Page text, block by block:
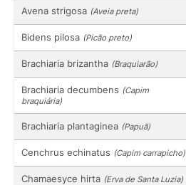
Avena strigosa (Aveia preta)
Bidens pilosa (Picão preto)
Brachiaria brizantha (Braquiarão)
Brachiaria decumbens (Capim
braquiária)
Brachiaria plantaginea (Papuã)
Cenchrus echinatus (Capim carrapicho)
Chamaesyce hirta (Erva de Santa Luzia)